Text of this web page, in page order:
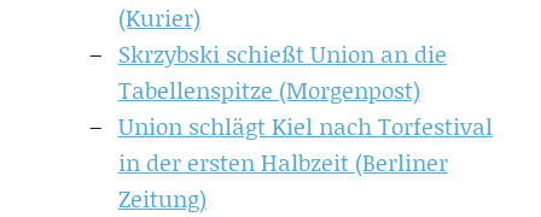
(Kurier)
Skrzybski schießt Union an die
Tabellenspitze (Morgenpost)
Union schlägt Kiel nach Torfestival
in der ersten Halbzeit (Berliner
Zeitung)